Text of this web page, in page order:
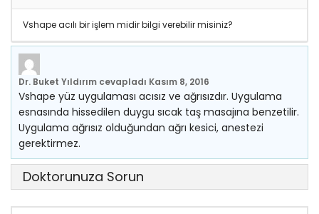
Vshape acılı bir işlem midir bilgi verebilir misiniz?
Dr. Buket Yıldırım cevapladı Kasım 8, 2016
Vshape yüz uygulaması acısız ve ağrısızdır. Uygulama
esnasında hissedilen duygu sıcak taş masajına benzetilir.
Uygulama ağrısız olduğundan ağrı kesici, anestezi
gerektirmez.
Doktorunuza Sorun